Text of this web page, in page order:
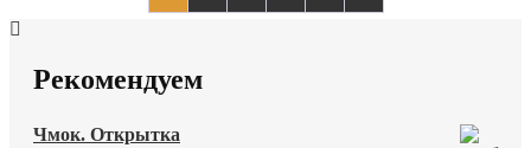
Рекомендуем
Чмок. Открытка